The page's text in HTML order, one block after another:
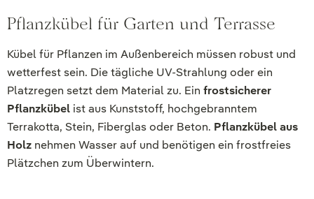
Pflanzkübel für Garten und Terrasse
Kübel für Pflanzen im Außenbereich müssen robust und
wetterfest sein. Die tägliche UV-Strahlung oder ein
Platzregen setzt dem Material zu. Ein frostsicherer
Pflanzkübel ist aus Kunststoff, hochgebranntem
Terrakotta, Stein, Fiberglas oder Beton. Pflanzkübel aus
Holz nehmen Wasser auf und benötigen ein frostfreies
Plätzchen zum Überwintern.